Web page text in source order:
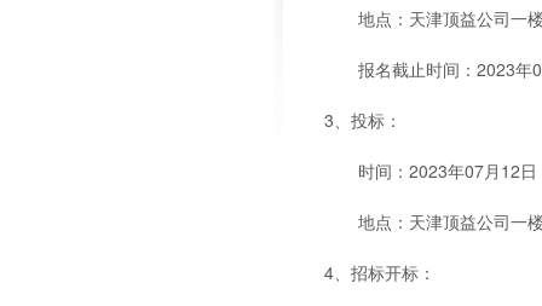
地点：天津顶益公司一
报名截止时间：2023年
3、投标：
时间：2023年07月12日
地点：天津顶益公司一
4、招标开标：